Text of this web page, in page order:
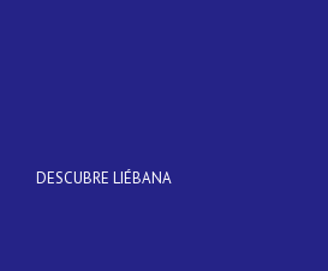
DESCUBRE LIÉBANA